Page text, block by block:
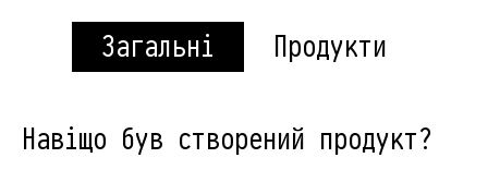
Загальні Продукти
Навіщо був створений продукт?